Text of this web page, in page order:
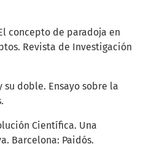
concepto de paradoja en
Revista de Investigación
su doble. Ensayo sobre la
Científica. Una
Barcelona: Paidós.